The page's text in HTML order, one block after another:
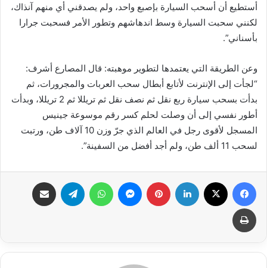
أستطيع أن أسحب السيارة بإصبع واحد، ولم يصدقني أي منهم آنذاك،
لكنني سحبت السيارة وسط اندهاشهم وتطور الأمر فسحبت جرارا
بأسناني”.
وعن الطريقة التي يعتمدها لتطوير موهبته: قال المصارع أشرف:
“لجأت إلى الإنترنت لأتابع أبطال سحب العربات والمجرورات، ثم
بدأت بسحب سيارة ربع نقل ثم نصف نقل ثم تريللا ثم 2 تريللا، وبدأت
أطور نفسي إلى أن وصلت لحلم كسر رقم موسوعة جينيس
المسجل لأقوى رجل في العالم الذي جرّ وزن 10 آلاف طن، ورتبت
لسحب 11 ألف طن، ولم أجد أفضل من السفينة”.
فيسبوك لينكدإن بينتيريست ماسنجر واتساب تيلقرام
طباعة